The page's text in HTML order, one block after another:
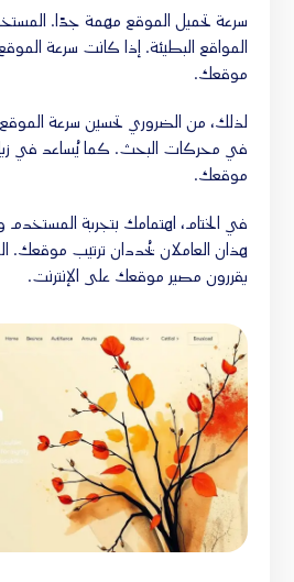
سرعة تحميل الموقع مهمة جدًا.
المواقع البطيئة. إذا كانت سرعة
موقعك.
لذلك، من الضروري تحسين سرعة
في محركات البحث. كما يُساعد في
موقعك.
في الختام، اهتمامك بتجربة
هذان العاملان يُحددان ترتيب
يقررون مصير موقعك على الإنترنت.